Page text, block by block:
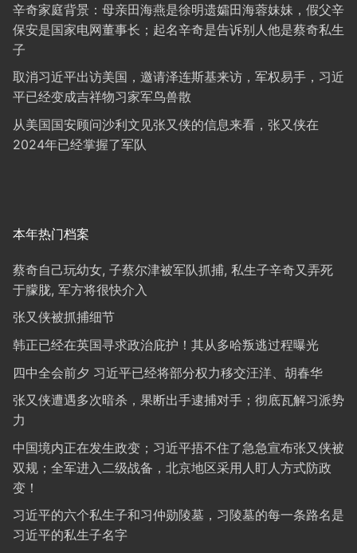
辛奇家庭背景：母亲田海燕是徐明遗孀田海蓉妹妹，假父辛
保安是国家电网董事长；起名辛奇是告诉别人他是蔡奇私生
子
取消习近平出访美国，邀请泽连斯基来访，军权易手，习近
平已经变成吉祥物习家军鸟兽散
从美国国安顾问沙利文见张又侠的信息来看，张又侠在
2024年已经掌握了军队
本年热门档案
蔡奇自己玩幼女, 子蔡尔津被军队抓捕, 私生子辛奇又弄死
于朦胧, 军方将很快介入
张又侠被抓捕细节
韩正已经在英国寻求政治庇护！其从多哈叛逃过程曝光
四中全会前夕 习近平已经将部分权力移交汪洋、胡春华
张又侠遭遇多次暗杀，果断出手逮捕对手；彻底瓦解习派势
力
中国境内正在发生政变；习近平捂不住了急急宣布张又侠被
双规；全军进入二级战备，北京地区采用人盯人方式防政
变！
习近平的六个私生子和习仲勋陵墓，习陵墓的每一条路名是
习近平的私生子名字